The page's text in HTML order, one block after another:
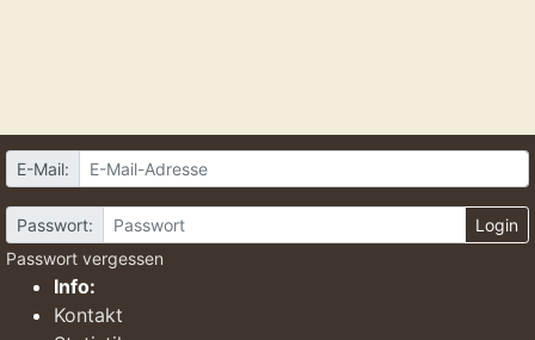
E-Mail:
Passwort:
Login
Passwort vergessen
Info:
Kontakt